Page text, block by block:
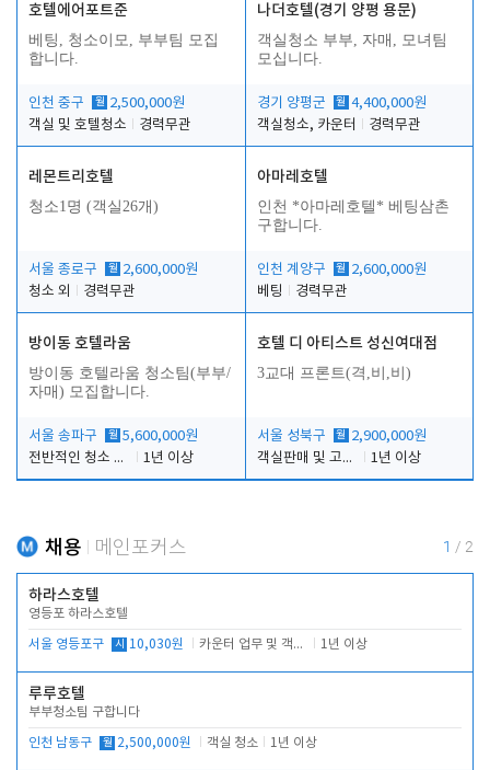
호텔에어포트준
베팅, 청소이모, 부부팀 모집
합니다.
인천 중구 월 2,500,000원
객실 및 호텔청소
경력무관
나더호텔(경기 양평 용문)
객실청소 부부, 자매, 모녀팀
모십니다.
경기 양평군 월 4,400,000원
객실청소, 카운터
경력무관
레몬트리호텔
청소1명 (객실26개)
서울 종로구 월 2,600,000원
청소 외
경력무관
아마레호텔
인천 *아마레호텔* 베팅삼촌
구합니다.
인천 계양구 월 2,600,000원
베팅
경력무관
방이동 호텔라움
방이동 호텔라움 청소팀(부부/
자매) 모집합니다.
서울 송파구 월 5,600,000원
전반적인 청소 업무(객실청소.객실정리)
1년 이상
호텔 디 아티스트 성신여대점
3교대 프론트(격,비,비)
서울 성북구 월 2,900,000원
객실판매 및 고객응대
1년 이상
채용 메인포커스 1 / 2
하라스호텔
영등포 하라스호텔
서울 영등포구 시 10,030원 카운터 업무 및 객실관리(청소상태 확인, 객실판매) 1년 이상
루루호텔
부부청소팀 구합니다
인천 남동구 월 2,500,000원 객실 청소 1년 이상